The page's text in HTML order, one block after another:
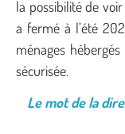
la possibilité de
a fermé à l’été
ménages
sécurisée.
Le mot de la